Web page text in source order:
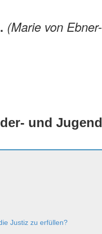
(Marie von
und
Justiz zu erfüllen?